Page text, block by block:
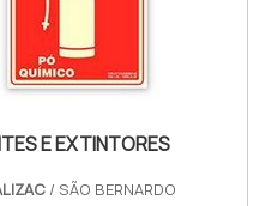
E EXTINTORES
/ SÃO BERNARDO